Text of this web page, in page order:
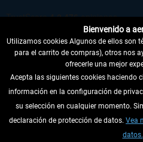
DESISTIR DEL CONTRATO
INFORMACIÓN
Bienvenido a
Utilizamos cookies Algunos de ellos son
para el carrito de compras), otros nos
ofrecerle una mejor
Acepta las siguientes cookies haciendo
información en la configuración de
su selección en cualquier momento.
declaración de protección de datos. Vea
datos.